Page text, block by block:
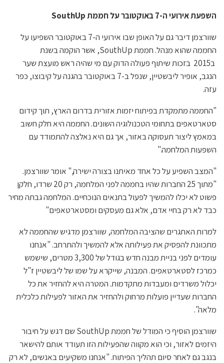
השפעת אירועי ה-7 באוקטובר על חממת SouthUp
שוורצמן דיבר גם על האופן שבו אירועי ה-7 באוקטובר השפיעו על
החממה שהוא מנהל. חממת SouthUp, אשר הוקמה בשנת
ב2015 בזכות שיתוף פעולה הדוק עם מי שהיה ראש מועצת שער
הנגב, אופיר ליבשטיין, שנפל ב-7 באוקטובר בהגנה על קיבוצו, כפר
עזה.
"החממה מתמקדת בפיתוח יזמות אזורית בדרום הארץ, תוך קידום
סטארטאפים בתחומי הטכנולוגיה השונים. החממה היא חלק חשוב
במאמץ ליצור תעסוקה באזור, אך גם היא נאלצה להתמודד עם
השפעות המלחמה."
"המצב השפיע על כל אחד מאיתנו בצורה ישירה," אומר שוורצמן.
"מתוך 25 החברות שהיו בחממה לפני המלחמה, רק 20 שרדו, חלקן
פשוט לא יכלו להמשיך לפעול בתנאים הנוכחיים. המלחמה גבתה מחיר
כבד לא רק בחיי אדם, אלא גם מעסקים ומסטארטאפים"
למרות האתגרים שהציבה המלחמה, שוורצמן מדגיש שהחממה לא
מתכוונת להפסיק את פעילותה אלא להמשיך ולהתרחב. "אנחנו
עומדים לפני בניית מבנה חדש בגודל של 3,300 מטרים, שישמש
כמרכז לסטארטאפים. המבנה, שייקרא על שמו של ליבשטיין ז"ל
יכלול משרדים ומעבדות מתקדמות. המטרה היא להחזיר את כל
החברות שעדיין פועלות מרחוק ולהחזיר את האזור לפעילות כלכלית
מלאה".
שוורצמן הוסיף כי המודל של חממת SouthUp שם דגש על חיבור
היזמים לאזור, וכי הוא מקווה שהפעילות הזו תעודד אותם להישאר
בנגב גם לאחר סיום תהליך הפיתוח. "אנחנו משקיעים באנשים, לא רק